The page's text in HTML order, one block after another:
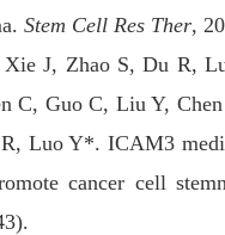
Stem Cell Res Ther,
J, Zhao S, Du R,
C, Guo C, Liu Y, Chen
Luo Y*. ICAM3
cancer cell